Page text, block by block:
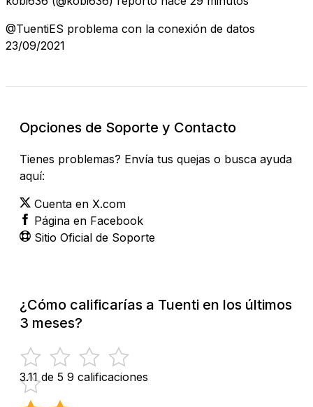
@TuentiES problema con la conexión de datos
23/09/2021
Opciones de Soporte y Contacto
Tienes problemas? Envía tus quejas o busca ayuda
aquí:
Cuenta en X.com
Página en Facebook
Sitio Oficial de Soporte
¿Cómo calificarías a Tuenti en los últimos
3 meses?
3.11 de 5 9 calificaciones